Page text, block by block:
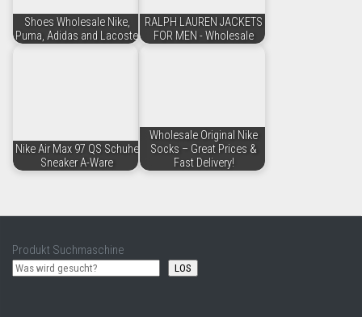
Shoes Wholesale Nike,
Puma, Adidas and Lacoste
RALPH LAUREN JACKETS
FOR MEN - Wholesale
Nike Air Max 97 QS Schuhe
Sneaker A-Ware
Wholesale Original Nike
Socks – Great Prices &
Fast Delivery!
Produkt Suchmaschine
LOS